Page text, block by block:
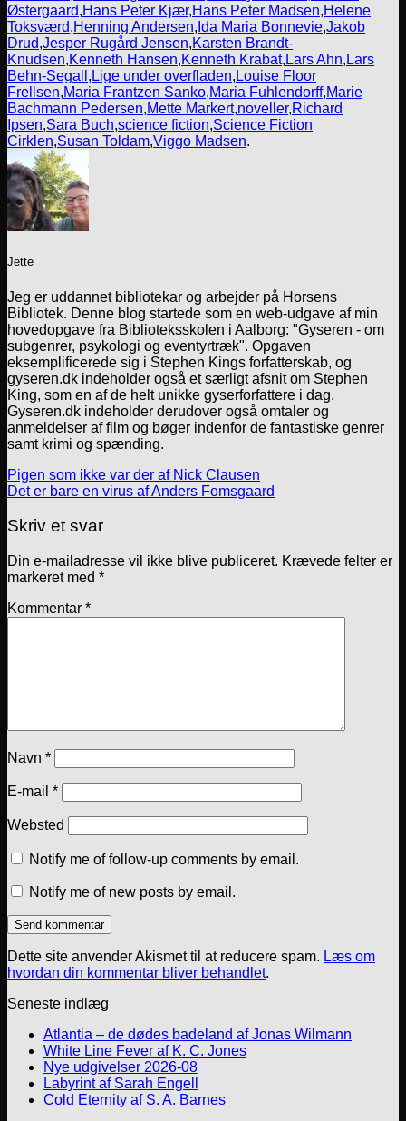
Østergaard,Hans Peter Kjær,Hans Peter Madsen,Helene
Toksværd,Henning Andersen, Ida Maria Bonnevie,Jakob
Drud,Jesper Rugård Jensen,Karsten Brandt-
Knudsen,Kenneth Hansen,Kenneth Krabat, Lars Ahn, Lars
Behn-Segall , Lige under overfladen, Louise Floor
Frellsen,Maria Frantzen Sanko,Maria Fuhlendorff,Marie
Bachmann Pedersen,Mette Markert,noveller,Richard
Ipsen,Sara Buch,science fiction,Science Fiction
Cirklen,Susan Toldam,Viggo Madsen.
Jette
Jeg er uddannet bibliotekar og arbejder på Horsens
Bibliotek. Denne blog startede som en web-udgave af min
hovedopgave fra Biblioteksskolen i Aalborg: "Gyseren - om
subgenrer, psykologi og eventyrtræk". Opgaven
eksemplificerede sig i Stephen Kings forfatterskab, og
gyseren.dk indeholder også et særligt afsnit om Stephen
King, som en af de helt unikke gyserforfattere i dag.
Gyseren.dk indeholder derudover også omtaler og
anmeldelser af film og bøger indenfor de fantastiske genrer
samt krimi og spænding.
Pigen som ikke var der af Nick Clausen
Det er bare en virus af Anders Fomsgaard
Skriv et svar
Din e-mailadresse vil ikke blive publiceret. Krævede felter er
markeret med *
Kommentar *
Navn *
E-mail *
Websted
Notify me of follow-up comments by email.
Notify me of new posts by email.
Dette site anvender Akismet til at reducere spam. Læs om
hvordan din kommentar bliver behandlet.
Seneste indlæg
Atlantia – de dødes badeland af Jonas Wilmann
White Line Fever af K. C. Jones
Nye udgivelser 2026-08
Labyrint af Sarah Engell
Cold Eternity af S. A. Barnes